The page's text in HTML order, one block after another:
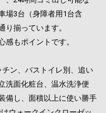
場3台（身障者用1台含
り揃っています。
感もポイントです。
ン、バストイレ別、追い
洗面化粧台、温水洗浄便
備し、面積以上に使い勝手